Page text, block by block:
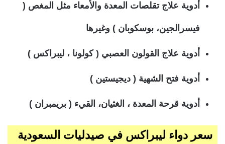
أدوية علاج تقلصات المعدة والأمعاء مثل المغص (
فيسرالجين، بوسكوبان ) وغيرها
أدوية علاج القولون العصبي ( كولونا ، ليبراكس )
أدوية فتح الشهية ( ديجيستين )
أدوية قرحة المعدة ، الغثيان، القيء ( بريمبران )
سعر دواء ليبراكس في صيدليات السعودية